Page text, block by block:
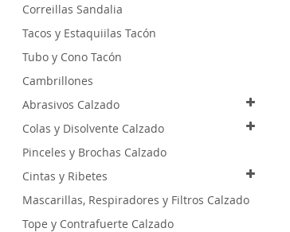
Correillas Sandalia
Tacos y Estaquiilas Tacón
Tubo y Cono Tacón
Cambrillones
Abrasivos Calzado
Colas y Disolvente Calzado
Pinceles y Brochas Calzado
Cintas y Ribetes
Mascarillas, Respiradores y Filtros Calzado
Tope y Contrafuerte Calzado